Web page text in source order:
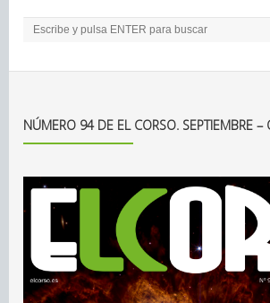
NÚMERO 94 DE EL CORSO. SEPTIEMBRE –